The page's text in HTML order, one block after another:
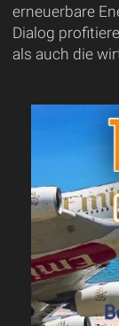
erneuerbare
Dialog
als auch die